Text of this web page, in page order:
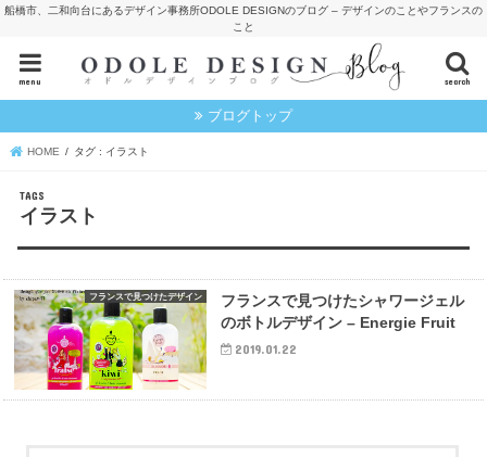
船橋市、二和向台にあるデザイン事務所ODOLE DESIGNのブログ – デザインのことやフランスの
こと
search
menu
ブログトップ
HOME タグ : イラスト
イラスト
フランスで見つけたデザイン
フランスで見つけたシャワージェル
のボトルデザイン – Energie Fruit
2019.01.22